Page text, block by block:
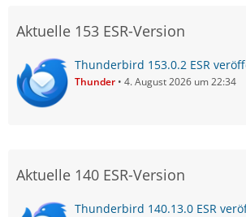
Aktuelle 153 ESR-Version
Thunderbird 153.0.2 ESR
Thunder 4. August 2026 um 22:34
Aktuelle 140 ESR-Version
Thunderbird 140.13.0 ESR